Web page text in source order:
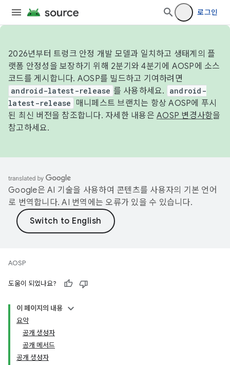
로그인
2026년부터 트렁크 안정 개발 모델과 일치하고 생태계의 플
랫폼 안정성을 보장하기 위해 2분기와 4분기에 AOSP에 소스
코드를 게시합니다. AOSP를 빌드하고 기여하려면
android-latest-release 를 사용하세요.
android-
latest-release
매니페스트 브랜치는 항상 AOSP에 푸시
된 최신 버전을 참조합니다. 자세한 내용은 AOSP 변경사항을
참고하세요.
Google은 AI 기술을 사용하여 콘텐츠를 사용자의 기본 언어
로 번역합니다. AI 번역에는 오류가 있을 수 있습니다.
AOSP
도움이 되었나요?
이 페이지의 내용
요약
공개 생성자
공개 메서드
공개 생성자